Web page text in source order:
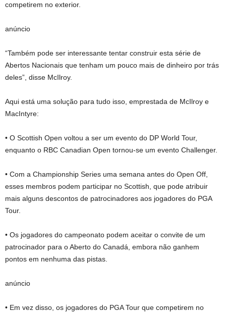
competirem no exterior.
anúncio
“Também pode ser interessante tentar construir esta série de
Abertos Nacionais que tenham um pouco mais de dinheiro por trás
deles”, disse McIlroy.
Aqui está uma solução para tudo isso, emprestada de McIlroy e
MacIntyre:
• O Scottish Open voltou a ser um evento do DP World Tour,
enquanto o RBC Canadian Open tornou-se um evento Challenger.
• Com a Championship Series uma semana antes do Open Off,
esses membros podem participar no Scottish, que pode atribuir
mais alguns descontos de patrocinadores aos jogadores do PGA
Tour.
• Os jogadores do campeonato podem aceitar o convite de um
patrocinador para o Aberto do Canadá, embora não ganhem
pontos em nenhuma das pistas.
anúncio
• Em vez disso, os jogadores do PGA Tour que competirem no